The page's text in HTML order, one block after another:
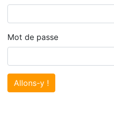
Mot de passe
Allons-y !